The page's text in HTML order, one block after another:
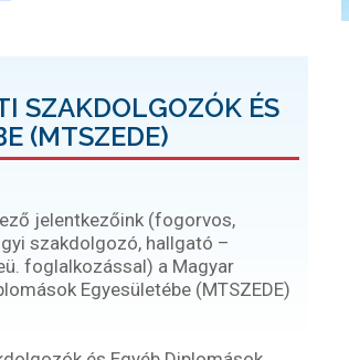
SZAKDOLGOZÓK ÉS
(MTSZEDE)
jelentkezőink (fogorvos,
szakdolgozó, hallgató –
foglalkozással) a Magyar
Egyesületébe (MTSZEDE)